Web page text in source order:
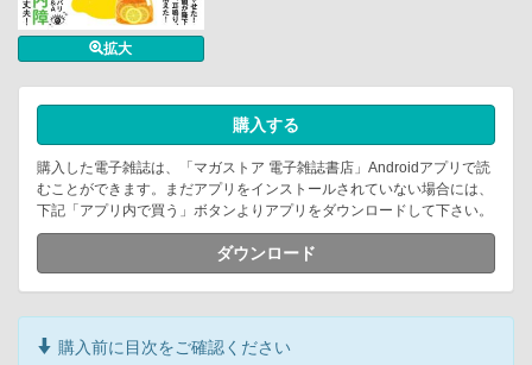
拡大
購入する
購入した電子雑誌は、「マガストア 電子雑誌書店」Androidアプリで読
むことができます。まだアプリをインストールされていない場合には、
下記「アプリ内で買う」ボタンよりアプリをダウンロードして下さい。
ダウンロード
購入前に目次をご確認ください